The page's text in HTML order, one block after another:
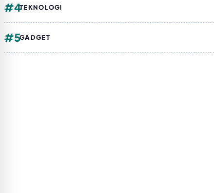
#4TEKNOLOGI
#5GADGET